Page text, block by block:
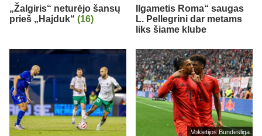
„Žalgiris“ neturėjo šansų
prieš „Hajduk“ (16)
Ilgametis Roma“ saugas
L. Pellegrini dar metams
liks šiame klube
Vokietijos Bundesliga